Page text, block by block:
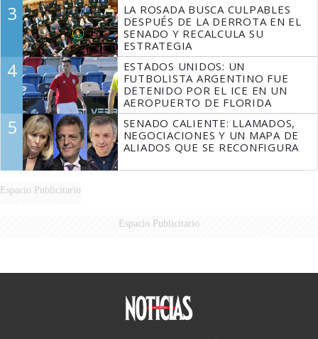
3
LA ROSADA BUSCA CULPABLES
DESPUÉS DE LA DERROTA EN EL
SENADO Y RECALCULA SU
ESTRATEGIA
4
ESTADOS UNIDOS: UN
FUTBOLISTA ARGENTINO FUE
DETENIDO POR EL ICE EN UN
AEROPUERTO DE FLORIDA
5
SENADO CALIENTE: LLAMADOS,
NEGOCIACIONES Y UN MAPA DE
ALIADOS QUE SE RECONFIGURA
Espacio Publicitario
Espacio Publicitario